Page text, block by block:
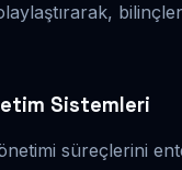
Sistemleri
süreçlerini